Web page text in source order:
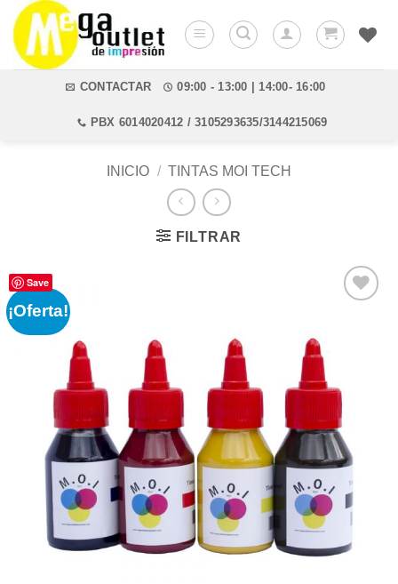
Saltar
contenido
CONTACTAR 09:00 - 13:00 | 14:00- 16:00
PBX 6014020412 / 3105293635/3144215069
INICIO / TINTAS MOI TECH
FILTRAR
Save
¡Oferta!